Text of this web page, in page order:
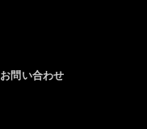
お問い合わせ